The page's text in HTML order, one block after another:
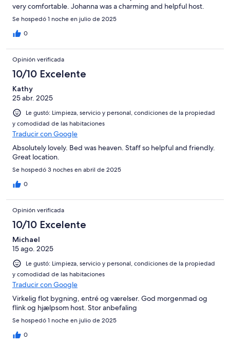
very comfortable. Johanna was a charming and helpful host.
Se hospedó 1 noche en julio de 2025
0
Opinión verificada
10/10 Excelente
Kathy
25 abr. 2025
Le gustó: Limpieza, servicio y personal, condiciones de la propiedad
y comodidad de las habitaciones
Traducir con Google
Absolutely lovely. Bed was heaven. Staff so helpful and friendly.
Great location.
Se hospedó 3 noches en abril de 2025
0
Opinión verificada
10/10 Excelente
Michael
15 ago. 2025
Le gustó: Limpieza, servicio y personal, condiciones de la propiedad
y comodidad de las habitaciones
Traducir con Google
Virkelig flot bygning, entré og værelser. God morgenmad og
flink og hjælpsom host. Stor anbefaling
Se hospedó 1 noche en julio de 2025
0